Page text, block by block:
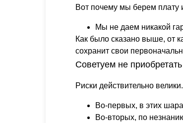
Вот почему мы берем плату
Мы не даем никакой
Как было сказано выше, от
сохранит свои
Риски действительно
Во-первых, в этих
Во-вторых, по
Советуем не